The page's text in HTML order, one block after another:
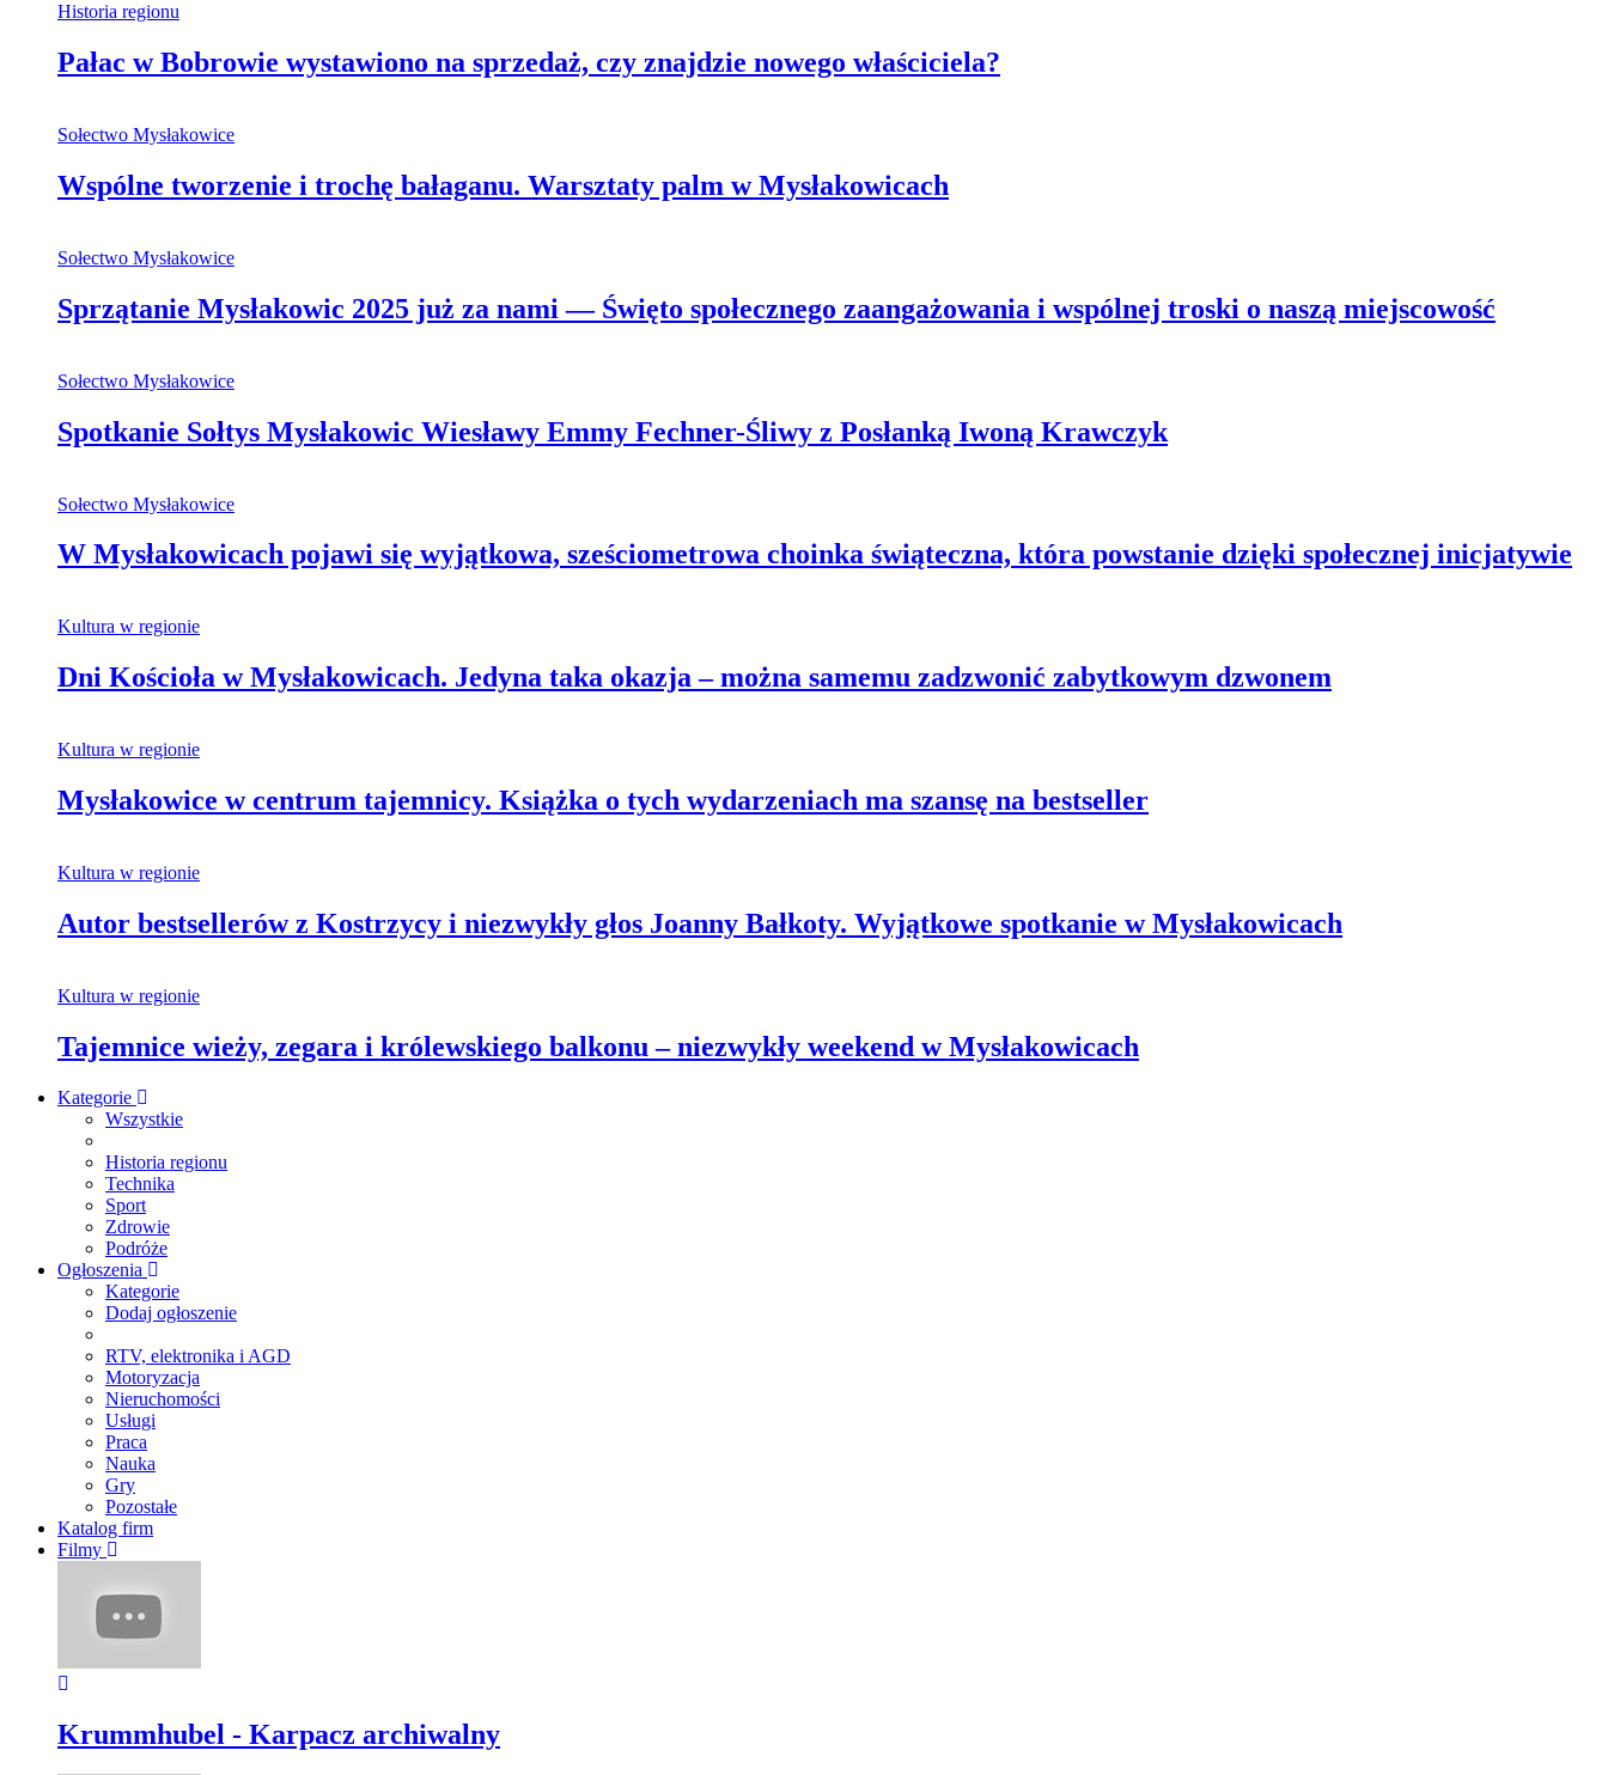
Historia regionu
Pałac w Bobrowie wystawiono na sprzedaż, czy znajdzie nowego właściciela?
Sołectwo Mysłakowice
Wspólne tworzenie i trochę bałaganu. Warsztaty palm w Mysłakowicach
Sołectwo Mysłakowice
Sprzątanie Mysłakowic 2025 już za nami — Święto społecznego zaangażowania i wspólnej troski o naszą miejscowość
Sołectwo Mysłakowice
Spotkanie Sołtys Mysłakowic Wiesławy Emmy Fechner-Śliwy z Posłanką Iwoną Krawczyk
Sołectwo Mysłakowice
W Mysłakowicach pojawi się wyjątkowa, sześciometrowa choinka świąteczna, która powstanie dzięki społecznej inicjatywie
Kultura w regionie
Dni Kościoła w Mysłakowicach. Jedyna taka okazja – można samemu zadzwonić zabytkowym dzwonem
Kultura w regionie
Mysłakowice w centrum tajemnicy. Książka o tych wydarzeniach ma szansę na bestseller
Kultura w regionie
Autor bestsellerów z Kostrzycy i niezwykły głos Joanny Bałkoty. Wyjątkowe spotkanie w Mysłakowicach
Kultura w regionie
Tajemnice wieży, zegara i królewskiego balkonu – niezwykły weekend w Mysłakowicach
Kategorie
Wszystkie
Historia regionu
Technika
Sport
Zdrowie
Podróże
Ogłoszenia
Kategorie
Dodaj ogłoszenie
RTV, elektronika i AGD
Motoryzacja
Nieruchomości
Usługi
Praca
Nauka
Gry
Pozostałe
Katalog firm
Filmy
Krummhubel - Karpacz archiwalny